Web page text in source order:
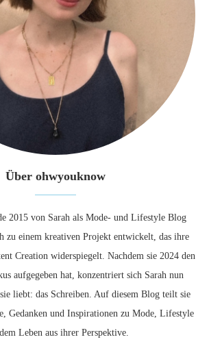
Über ohwyouknow
2015 von Sarah als Mode- und Lifestyle Blog
zu einem kreativen Projekt entwickelt, das ihre
Creation widerspiegelt. Nachdem sie 2024 den
aufgegeben hat, konzentriert sich Sarah nun
liebt: das Schreiben. Auf diesem Blog teilt sie
Gedanken und Inspirationen zu Mode, Lifestyle
Leben aus ihrer Perspektive.